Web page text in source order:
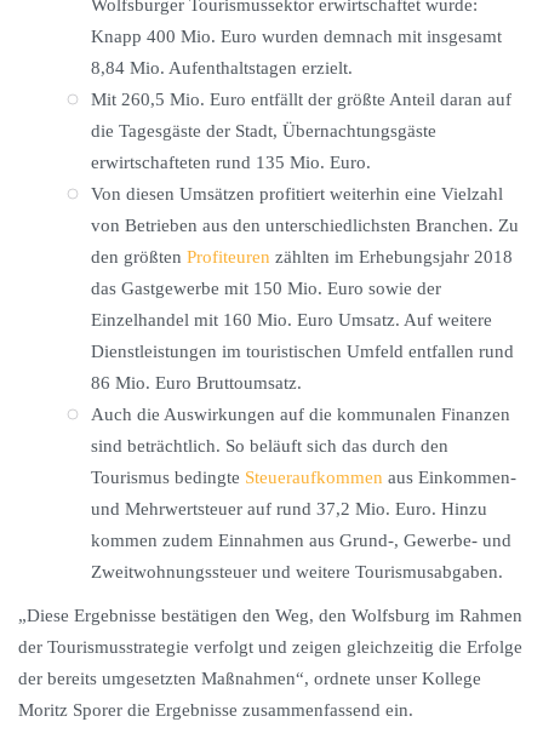
Wolfsburger Tourismussektor erwirtschaftet wurde:
Knapp 400 Mio. Euro wurden demnach mit insgesamt
8,84 Mio. Aufenthaltstagen erzielt.
Mit 260,5 Mio. Euro entfällt der größte Anteil daran auf
die Tagesgäste der Stadt, Übernachtungsgäste
erwirtschafteten rund 135 Mio. Euro.
Von diesen Umsätzen profitiert weiterhin eine Vielzahl
von Betrieben aus den unterschiedlichsten Branchen. Zu
den größten Profiteuren zählten im Erhebungsjahr 2018
das Gastgewerbe mit 150 Mio. Euro sowie der
Einzelhandel mit 160 Mio. Euro Umsatz. Auf weitere
Dienstleistungen im touristischen Umfeld entfallen rund
86 Mio. Euro Bruttoumsatz.
Auch die Auswirkungen auf die kommunalen Finanzen
sind beträchtlich. So beläuft sich das durch den
Tourismus bedingte Steueraufkommen aus Einkommen-
und Mehrwertsteuer auf rund 37,2 Mio. Euro. Hinzu
kommen zudem Einnahmen aus Grund-, Gewerbe- und
Zweitwohnungssteuer und weitere Tourismusabgaben.
„Diese Ergebnisse bestätigen den Weg, den Wolfsburg im Rahmen
der Tourismusstrategie verfolgt und zeigen gleichzeitig die Erfolge
der bereits umgesetzten Maßnahmen“, ordnete unser Kollege
Moritz Sporer die Ergebnisse zusammenfassend ein.